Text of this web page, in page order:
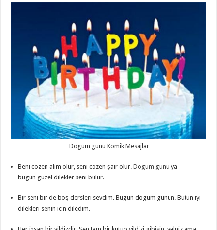
Dogum gunu Komik Mesajlar
Beni cozen alim olur, seni cozen şair olur.Dogum gunuya
bugun guzel dilekler seni bulur.
Bir seni bir de boş dersleri sevdim. Bugun dogum gunun. Butun iyi
dilekleri senin icin diledim.